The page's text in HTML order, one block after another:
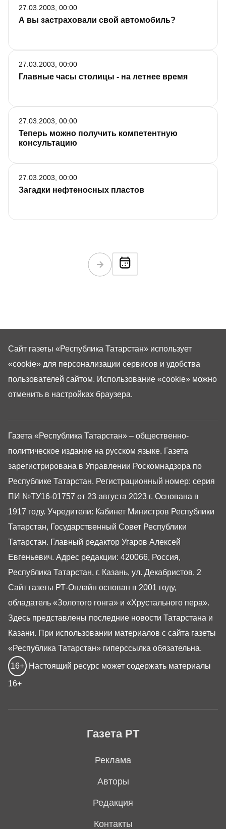
А вы застраховали свой автомобиль?
27.03.2003, 00:00
Главные часы столицы - на летнее время
27.03.2003, 00:00
Теперь можно получить компетентную
консультацию
27.03.2003, 00:00
Загадки нефтеносных пластов
27.03.2003, 00:00
Газета РТ
Реклама
Авторы
Редакция
Контакты
Газета «Республика Татарстан» – общественно-
политическое издание на русском языке. Газета
зарегистрирована в Управлении Роскомнадзора по
Республике Татарстан. Регистрационный номер: серия
ПИ №ТУ16-01757 от 23 августа 2023 г. Основана в
1917 году. Учредители: Кабинет Министров Республики
Татарстан, Государственный Совет Республики
Татарстан. Главный редактор Угаров Алексей
Евгеньевич. Адрес редакции: 420066, Россия,
Республика Татарстан, г. Казань, ул. Декабристов, 2
Сайт газеты РТ-Онлайн основан в 2001 году,
обладатель «Золотого гонга» и «Хрустального пера».
Здесь представлены последние новости Татарстана и
Казани. При использовании материалов с сайта газеты
«Республика Татарстан» гиперссылка обязательна.
16+ Настоящий ресурс может содержать материалы
16+
Сайт газеты «Республика Татарстан» использует
«cookie» для персонализации сервисов и удобства
пользователей сайтом. Использование «cookie» можно
отменить в настройках браузера.